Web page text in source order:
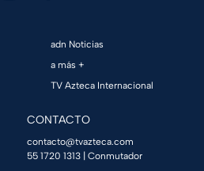
adn Noticias
a más +
TV Azteca Internacional
CONTACTO
contacto@tvazteca.com
55 1720 1313 | Conmutador